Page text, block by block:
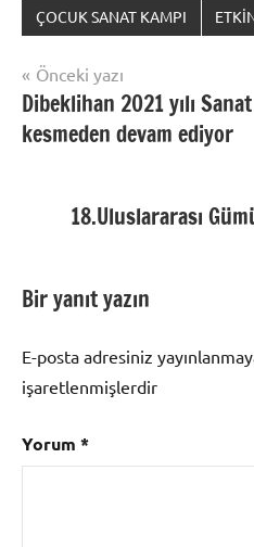
ÇOCUK SANAT KAMPI
Yazı
gezinmesi
Önceki yazı
Dibeklihan 2021 yılı
kesmeden devam ediyor
18.Uluslararası
Bir yanıt yazın
E-posta adresiniz
işaretlenmişlerdir
Yorum *